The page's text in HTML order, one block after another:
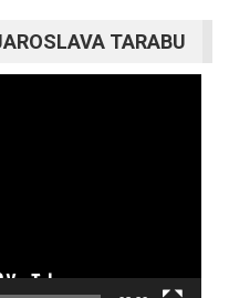
TARABU